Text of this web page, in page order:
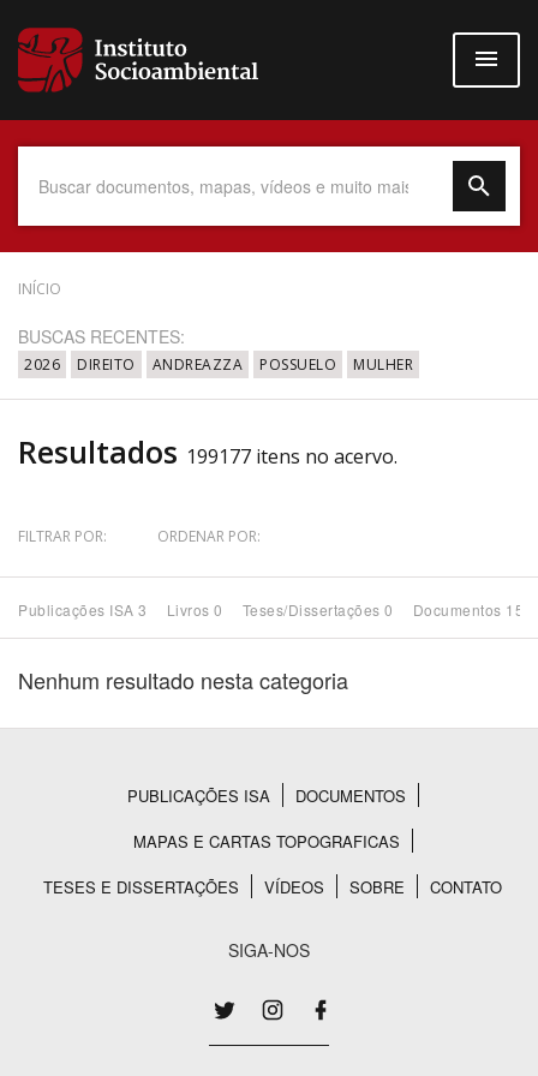
para
conteúdo
Data do Documento
Até
Povo Indígena
INÍCIO
BUSCAS RECENTES:
2026 DIREITO ANDREAZZA POSSUELO MULHER
Resultados 199177 itens no acervo.
FILTRAR POR: ORDENAR POR:
Publicações ISA 3 Livros 0 Teses/Dissertações 0 Documentos 15
Nenhum resultado nesta categoria
Rodapé
PUBLICAÇÕES ISA
DOCUMENTOS
MAPAS E CARTAS TOPOGRAFICAS
TESES E DISSERTAÇÕES
VÍDEOS SOBRE CONTATO
SIGA-NOS